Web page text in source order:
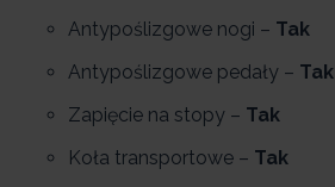
Antypoślizgowe nogi – Tak
Antypoślizgowe pedały – Tak
Zapięcie na stopy – Tak
Koła transportowe – Tak